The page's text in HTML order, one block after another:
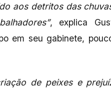
aos detritos das
, explica
em seu gabinete,
de peixes e